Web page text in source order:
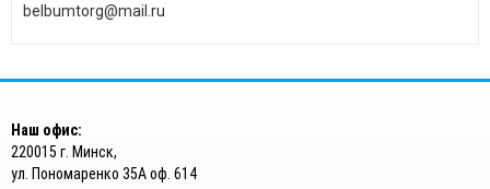
belbumtorg@mail.ru
Наш офис:
220015 г. Минск,
ул. Пономаренко 35А оф. 614